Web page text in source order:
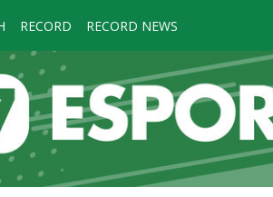
RECORD RECORD NEWS